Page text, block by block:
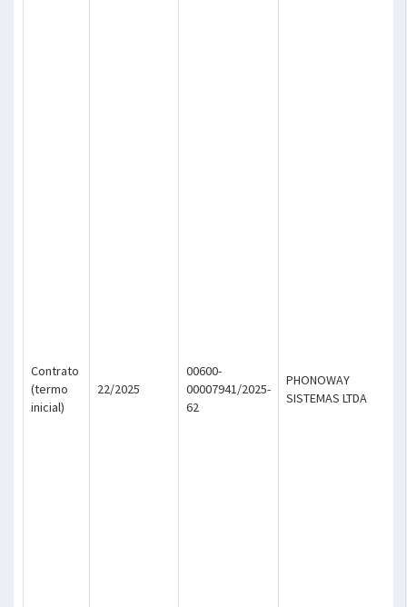
Contrato
(termo
inicial)
22/2025
00600-
00007941/2025-
62
PHONOWAY
SISTEMAS LTDA